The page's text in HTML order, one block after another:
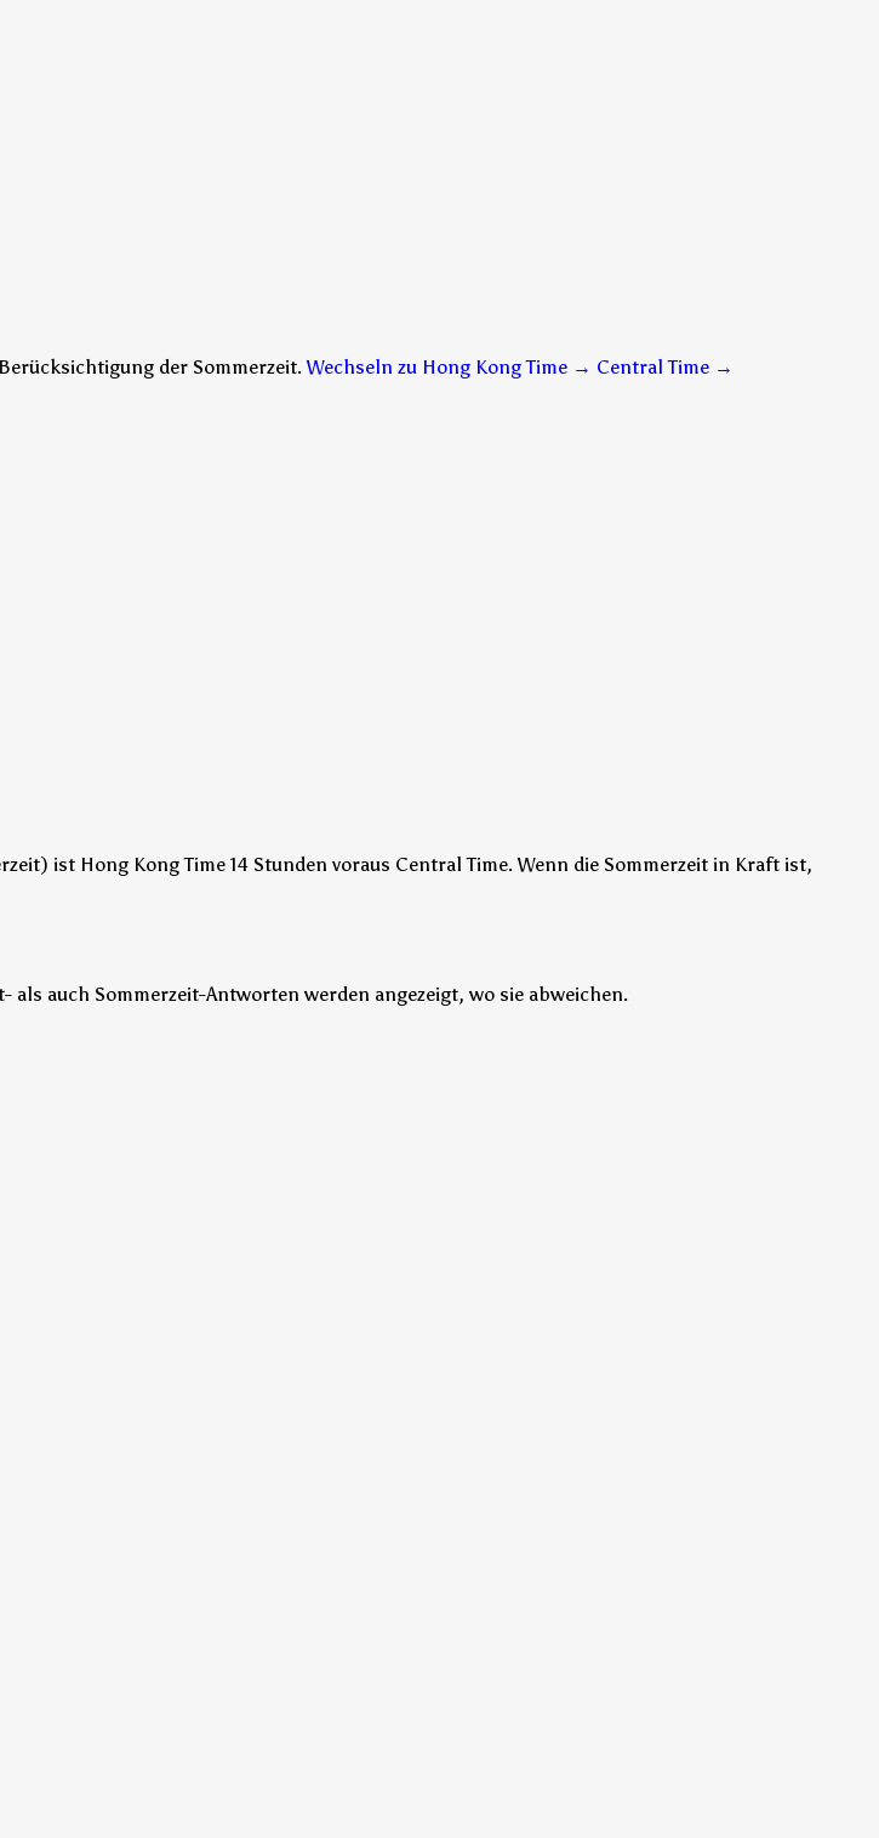
der Sommerzeit. Wechseln zu Hong Kong Time → Central Time →
ist Hong Kong Time 14 Stunden voraus Central Time. Wenn die Sommerzeit in Kraft ist,
auch Sommerzeit-Antworten werden angezeigt, wo sie abweichen.